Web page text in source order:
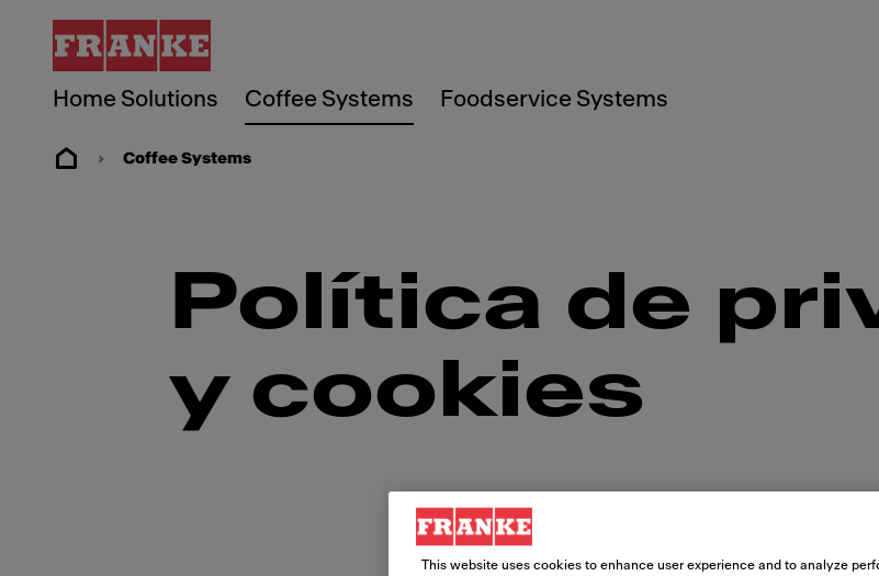
Home Solutions Coffee Systems Foodservice Systems
Coffee Systems
Política de
y cookies
This website uses cookies to enhance user experience and to analyze